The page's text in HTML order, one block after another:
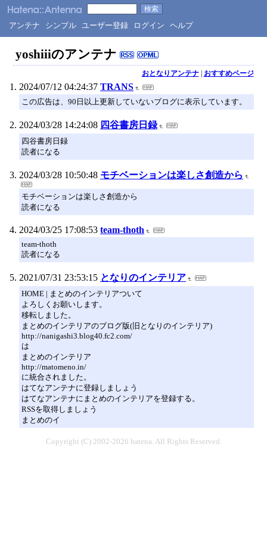
アンテナ シンプル ユーザー登録 ログイン ヘルプ
yoshiiiのアンテナ
おとなりアンテナ| おすすめページ
2024/07/12 04:24:37 TRANS
この広告は、90日以上更新していないブログに表示しています。
2024/03/28 14:24:08 四谷書房日録
四谷書房日録
読者になる
2024/03/28 10:50:48 モチベーションは楽しさ創造から
モチベーションは楽しさ創造から
読者になる
2024/03/25 17:08:53 team-thoth
team-thoth
読者になる
2021/07/31 23:53:15 となりのインテリア
HOME | まとめのインテリアついて
よろしくお願いします。
移転しました。
まとめのインテリアのブログ版(旧となりのインテリア)
http://nanigashi3.blog40.fc2.com/
は
まとめのインテリア
http://matomeno.in/
に統合されました。
はてなアンテナに登録しましょう
はてなアンテナにまとめのインテリアを登録する。
RSSを取得しましょう
まとめのイ
Copyright (C) 2002-2026 hatena. All Rights Reserved.